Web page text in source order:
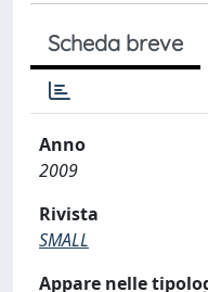
Scheda breve
Anno
2009
Rivista
SMALL
Appare nelle